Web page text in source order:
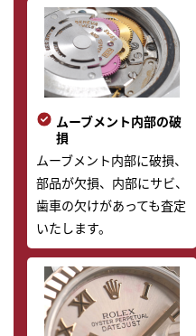
ムーブメント内部の破
損
ムーブメント内部に破損、
部品が欠損、内部にサビ、
歯車の欠けがあっても査定
いたします。